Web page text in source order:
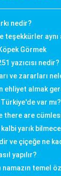
nedir?
teşekkürler aynı
Görmek
yazıcısı nedir?
ve zararları
ehliyet almak
var mı?
there are
yarık
ve çiçeğe ne
yapılır?
namazın temel